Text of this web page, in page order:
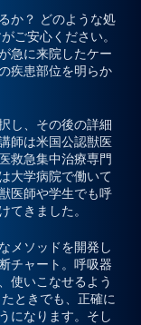
か？ どのような処
ご安心ください。
急に来院したケー
疾患部位を明らか
し、その後の詳細
師は米国公認獣医
救急集中治療専門
大学病院で働いて
医師や学生でも呼
てきました。
メソッドを開発し
チャート。 呼吸器
使いこなせるよう
ときでも、正確に
になります。 そし